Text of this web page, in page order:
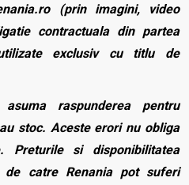
(prin imagini, video
contractuala din partea
exclusiv cu titlu de
raspunderea pentru
stoc. Aceste erori nu obliga
Preturile si disponibilitatea
de catre Renania pot suferi